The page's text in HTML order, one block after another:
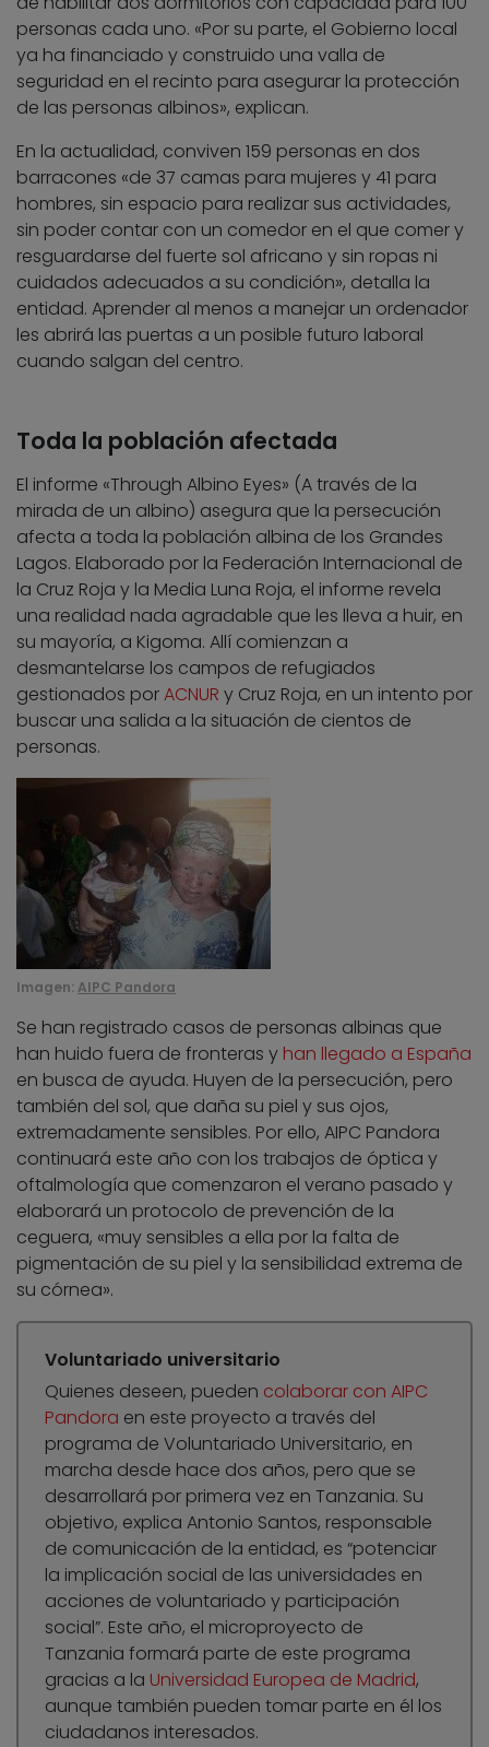
personas cada uno. «Por su parte, el Gobierno local
ya ha financiado y construido una valla de
seguridad en el recinto para asegurar la protección
de las personas albinos», explican.
En la actualidad, conviven 159 personas en dos
barracones «de 37 camas para mujeres y 41 para
hombres, sin espacio para realizar sus actividades,
sin poder contar con un comedor en el que comer y
resguardarse del fuerte sol africano y sin ropas ni
cuidados adecuados a su condición», detalla la
entidad. Aprender al menos a manejar un ordenador
les abrirá las puertas a un posible futuro laboral
cuando salgan del centro.
Toda la población afectada
El informe «Through Albino Eyes» (A través de la
mirada de un albino) asegura que la persecución
afecta a toda la población albina de los Grandes
Lagos. Elaborado por la Federación Internacional de
la Cruz Roja y la Media Luna Roja, el informe revela
una realidad nada agradable que les lleva a huir, en
su mayoría, a Kigoma. Allí comienzan a
desmantelarse los campos de refugiados
gestionados porACNUR y Cruz Roja, en un intento por
buscar una salida a la situación de cientos de
personas.
Imagen: AIPC Pandora
Se han registrado casos de personas albinas que
han huido fuera de fronteras y han llegado a España
en busca de ayuda. Huyen de la persecución, pero
también del sol, que daña su piel y sus ojos,
extremadamente sensibles. Por ello, AIPC Pandora
continuará este año con los trabajos de óptica y
oftalmología que comenzaron el verano pasado y
elaborará un protocolo de prevención de la
ceguera, «muy sensibles a ella por la falta de
pigmentación de su piel y la sensibilidad extrema de
su córnea».
Voluntariado universitario
Quienes deseen, pueden colaborar con AIPC
Pandora en este proyecto a través del
programa de Voluntariado Universitario, en
marcha desde hace dos años, pero que se
desarrollará por primera vez en Tanzania. Su
objetivo, explica Antonio Santos, responsable
de comunicación de la entidad, es “potenciar
la implicación social de las universidades en
acciones de voluntariado y participación
social”. Este año, el microproyecto de
Tanzania formará parte de este programa
gracias a la Universidad Europea de Madrid,
aunque también pueden tomar parte en él los
ciudadanos interesados.